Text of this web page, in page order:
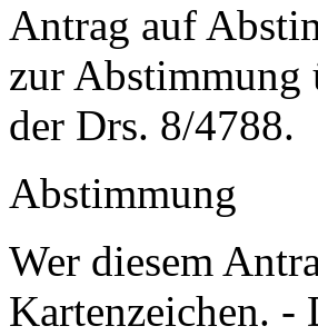
Antrag auf
zur Abstimmung
der Drs. 8/4788.
Abstimmung
Wer diesem
Kartenzeichen. -